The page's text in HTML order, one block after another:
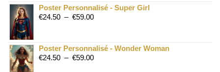
Poster Personnalisé - Super Girl
€24.50 – €59.00
Poster Personnalisé - Wonder Woman
€24.50 – €59.00